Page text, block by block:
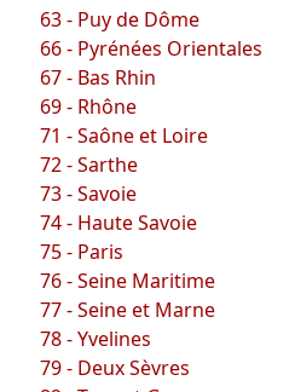
63 - Puy de Dôme
66 - Pyrénées Orientales
67 - Bas Rhin
69 - Rhône
71 - Saône et Loire
72 - Sarthe
73 - Savoie
74 - Haute Savoie
75 - Paris
76 - Seine Maritime
77 - Seine et Marne
78 - Yvelines
79 - Deux Sèvres